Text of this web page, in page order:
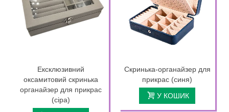
Ексклюзивний
оксамитовий скринька
органайзер для прикрас
(сіра)
Скринька-органайзер для
прикрас (синя)
У КОШИК